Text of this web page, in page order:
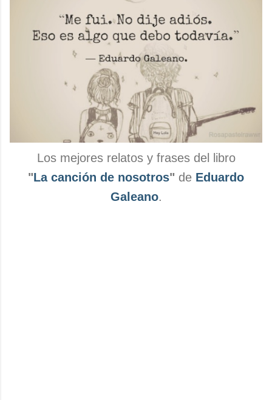
Los mejores relatos y frases del libro
"La canción de nosotros" de Eduardo
Galeano.